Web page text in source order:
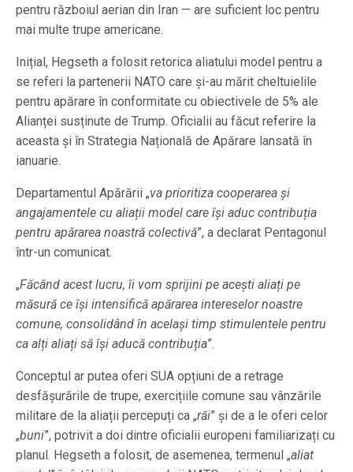
pentru războiul aerian din Iran — are suficient loc pentru
mai multe trupe americane.
Inițial, Hegseth a folosit retorica aliatului model pentru a
se referi la partenerii NATO care și-au mărit cheltuielile
pentru apărare în conformitate cu obiectivele de 5% ale
Alianței susținute de Trump. Oficialii au făcut referire la
aceasta și în Strategia Națională de Apărare lansată în
ianuarie.
Departamentul Apărării „va prioritiza cooperarea și
angajamentele cu aliații model care își aduc contribuția
pentru apărarea noastră colectivă”, a declarat Pentagonul
într-un comunicat.
„Făcând acest lucru, îi vom sprijini pe acești aliați pe
măsură ce își intensifică apărarea intereselor noastre
comune, consolidând în același timp stimulentele pentru
ca alți aliați să își aducă contribuția”.
Conceptul ar putea oferi SUA opțiuni de a retrage
desfășurările de trupe, exercițiile comune sau vânzările
militare de la aliații percepuți ca „răi” și de a le oferi celor
„buni”, potrivit a doi dintre oficialii europeni familiarizați cu
planul. Hegseth a folosit, de asemenea, termenul „aliat